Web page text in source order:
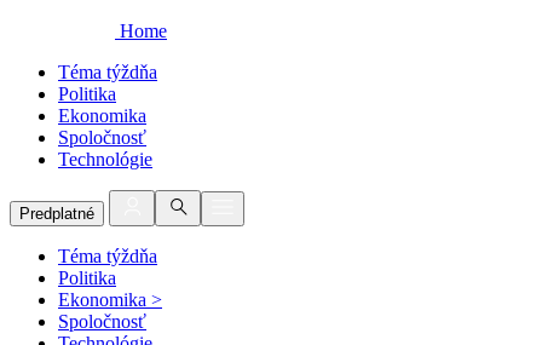
Home
Téma týždňa
Politika
Ekonomika
Spoločnosť
Technológie
Predplatné
Téma týždňa
Politika
Ekonomika >
Spoločnosť